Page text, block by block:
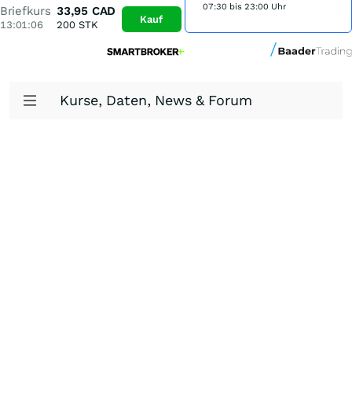
Briefkurs
13:01:06
33,95 CAD
200STK Kauf
07:30 bis 23:00 Uhr
Kurse, Daten, News & Forum